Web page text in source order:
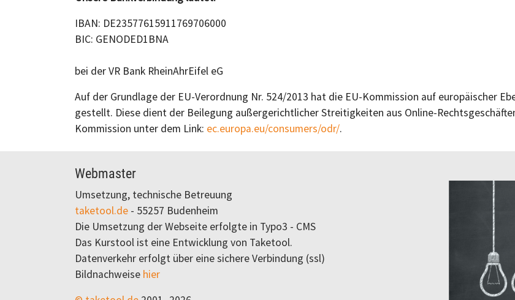
IBAN: DE23577615911769706000
BIC: GENODED1BNA
bei der VR Bank RheinAhrEifel eG
Auf der Grundlage der EU-Verordnung Nr. 524/2013 hat die EU-Kommission auf europäischer
gestellt. Diese dient der Beilegung außergerichtlicher Streitigkeiten aus Online-
Kommission unter dem Link: ec.europa.eu/consumers/odr/.
Webmaster
Umsetzung, technische Betreuung
taketool.de - 55257 Budenheim
Die Umsetzung der Webseite erfolgte in Typo3 - CMS
Das Kurstool ist eine Entwicklung von Taketool.
Datenverkehr erfolgt über eine sichere Verbindung (ssl)
Bildnachweise hier